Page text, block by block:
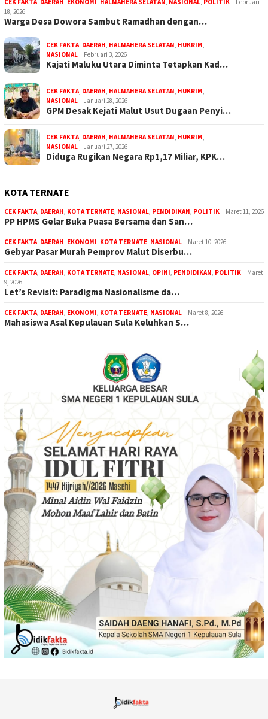
CEK FAKTA, DAERAH, EKONOMI, HALMAHERA SELATAN, NASIONAL, POLITIK
Februari
18, 2026
Warga Desa Dowora Sambut Ramadhan dengan…
CEK FAKTA, DAERAH, HALMAHERA SELATAN, HUKRIM,
NASIONAL
Februari 3, 2026
Kajati Maluku Utara Diminta Tetapkan Kad…
CEK FAKTA, DAERAH, HALMAHERA SELATAN, HUKRIM,
NASIONAL
Januari 28, 2026
GPM Desak Kejati Malut Usut Dugaan Penyi…
CEK FAKTA, DAERAH, HALMAHERA SELATAN, HUKRIM,
NASIONAL
Januari 27, 2026
Diduga Rugikan Negara Rp1,17 Miliar, KPK…
KOTA TERNATE
CEK FAKTA, DAERAH, KOTA TERNATE, NASIONAL, PENDIDIKAN, POLITIK Maret 11, 2026
PP HPMS Gelar Buka Puasa Bersama dan San…
CEK FAKTA, DAERAH, EKONOMI, KOTA TERNATE, NASIONAL Maret 10, 2026
Gebyar Pasar Murah Pemprov Malut Diserbu…
CEK FAKTA, DAERAH, KOTA TERNATE, NASIONAL, OPINI, PENDIDIKAN, POLITIK
Maret
9, 2026
Let’s Revisit: Paradigma Nasionalisme da…
CEK FAKTA, DAERAH, EKONOMI, KOTA TERNATE, NASIONAL Maret 8, 2026
Mahasiswa Asal Kepulauan Sula Keluhkan S…